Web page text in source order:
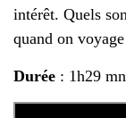
intérêt. Quels
quand on
Durée : 1h29 mn